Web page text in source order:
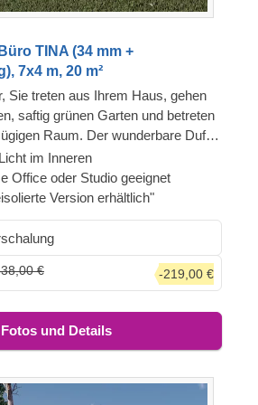
TINA (34 mm +
7x4 m, 20 m²
Sie treten aus Ihrem Haus, gehen
saftig grünen Garten und betreten
Raum. Der wunderbare Duft
nimmt Sie völlig ein, hebt
und versetzt Sie in einen
Dieses wunderbare Gefühl
zu entwerfen, das Ihnen mehr als
Arbeitsmaterialien, sowie eine
Ihre Pausen bietet.
im Inneren
Office oder Studio geeignet
Version erhältlich"
€ -219,00 €
Fotos und Details